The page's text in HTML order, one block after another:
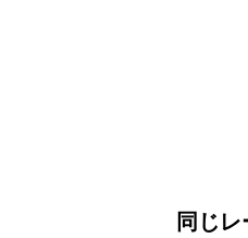
同じ